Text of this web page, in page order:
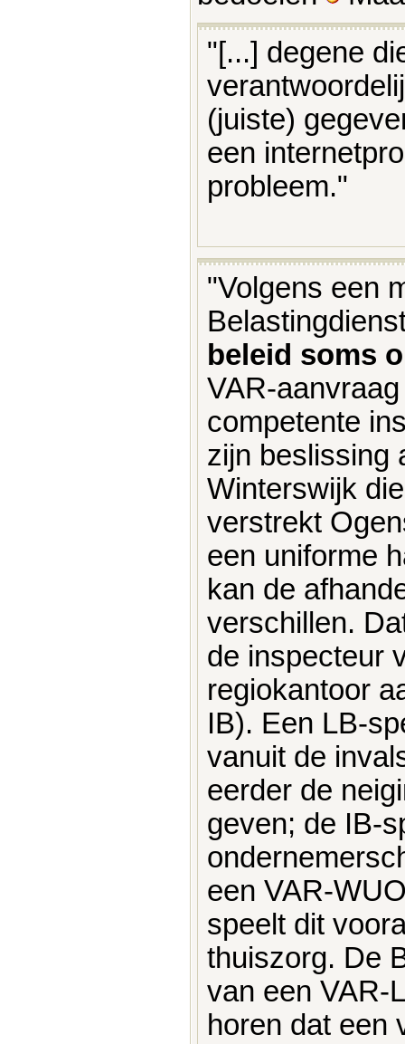
"[...] degene
(juiste)
een
probleem."
"Volgens een
beleid soms
VAR-
competente
zijn beslissing
Winterswijk
verstrekt
een uniforme
kan de
verschillen.
de inspecteur
regiokantoor
IB). Een LB-
vanuit de
eerder de
geven; de IB-
een VAR-
speelt dit
thuiszorg. De
van een VAR-
horen dat een